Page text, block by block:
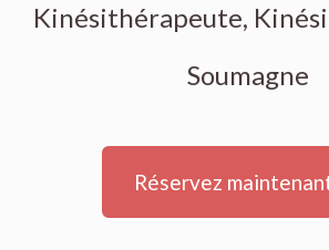
Kinésithérapeute,
Soumagne
Réservez